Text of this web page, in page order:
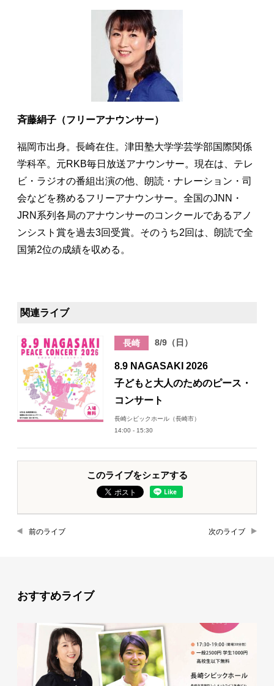
斉藤絹子（フリーアナウンサー）
福岡市出身。長崎在住。津田塾大学学芸学部国際関係
学科卒。元RKB毎日放送アナウンサー。現在は、テレ
ビ・ラジオの番組出演の他、朗読・ナレーション・司
会などを務めるフリーアナウンサー。全国のJNN・
JRN系列各局のアナウンサーのコンクールであるアノ
ンシスト賞を過去3回受賞。そのうち2回は、朗読で全
国第2位の成績を収める。
関連ライブ
長崎 8/9（日）
8.9 NAGASAKI 2026
子どもと大人のためのピース・
コンサート
長崎シビックホール（長崎市）
14:00 - 15:30
このライブをシェアする
前のライブ 次のライブ
おすすめライブ